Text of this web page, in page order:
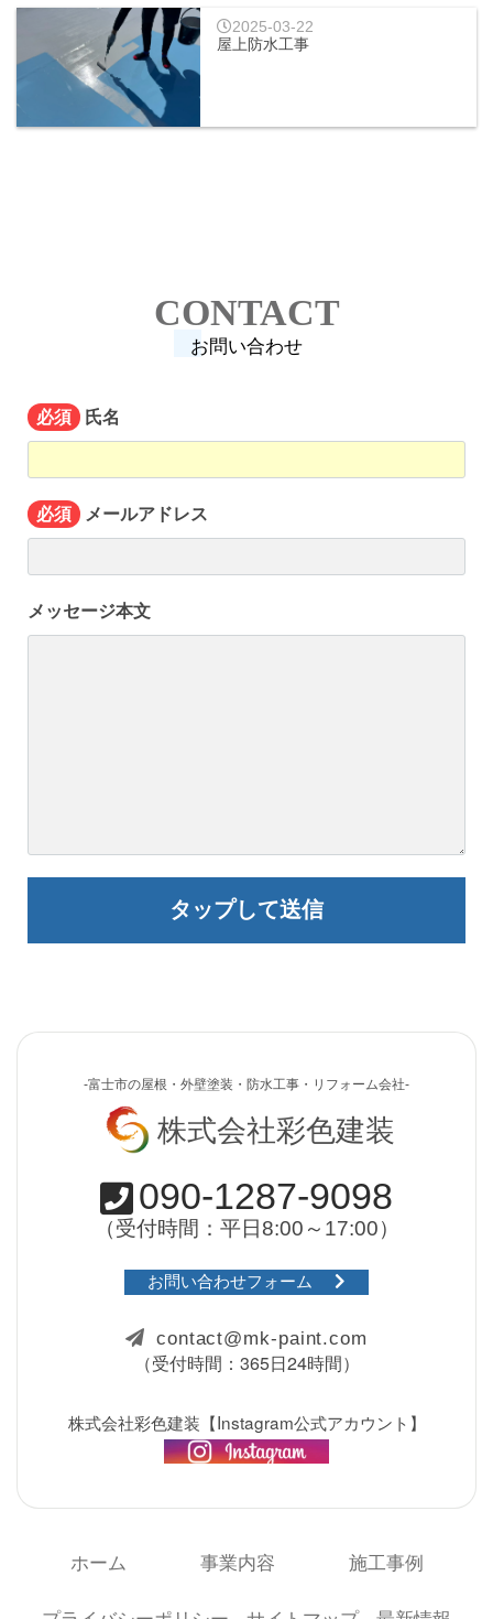
2025-03-22
屋上防水工事
CONTACT
お問い合わせ
必須 氏名
必須 メールアドレス
メッセージ本文
-富士市の屋根・外壁塗装・防水工事・リフォーム会社-
株式会社彩色建装
090-1287-9098
（受付時間：平日8:00～17:00）
お問い合わせフォーム
contact@mk-paint.com
（受付時間：365日24時間）
株式会社彩色建装【Instagram公式アカウント】
ホーム 事業内容 施工事例